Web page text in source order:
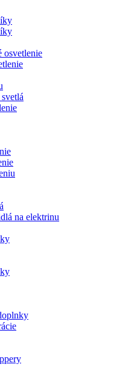
osvetlenie
na elektrinu